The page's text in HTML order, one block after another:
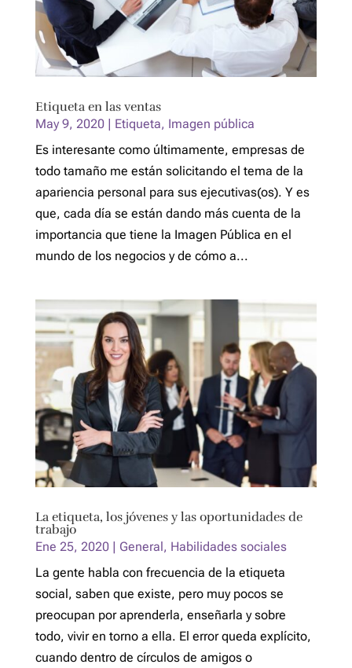
Etiqueta en las ventas
May 9, 2020| Etiqueta, Imagen pública
Es interesante como últimamente, empresas de
todo tamaño me están solicitando el tema de la
apariencia personal para sus ejecutivas(os). Y es
que, cada día se están dando más cuenta de la
importancia que tiene la Imagen Pública en el
mundo de los negocios y de cómo a...
La etiqueta, los jóvenes y las oportunidades de
trabajo
Ene 25, 2020| General , Habilidades sociales
La gente habla con frecuencia de la etiqueta
social, saben que existe, pero muy pocos se
preocupan por aprenderla, enseñarla y sobre
todo, vivir en torno a ella. El error queda explícito,
cuando dentro de círculos de amigos o